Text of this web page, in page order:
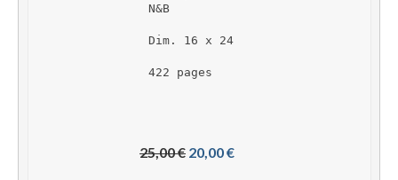
N&B
Dim. 16 x 24
422 pages
25,00 € L
20,00 €L